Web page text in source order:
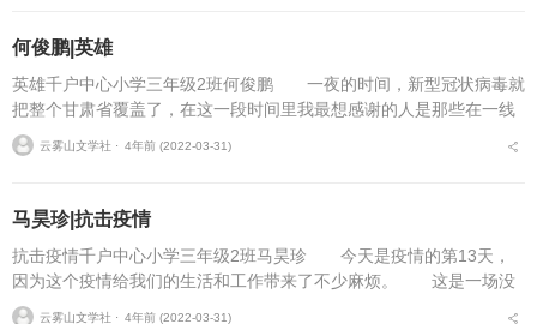
何俊鹏|英雄
英雄千户中心小学三年级2班何俊鹏 一夜的时间，新型冠状病毒就
把整个甘肃省覆盖了，在这一段时间里我最想感谢的人是那些在一线
的挺身而出的英雄! 他们每天都很辛苦，因为他们不管白天还是晚
上都不睡觉，熬夜...
云雾山文学社 ⋅ 4年前 (2022-03-31)
马昊珍|抗击疫情
抗击疫情千户中心小学三年级2班马昊珍 今天是疫情的第13天，
因为这个疫情给我们的生活和工作带来了不少麻烦。 这是一场没
有硝烟的战争，它看不见也摸不着，因为疫情，学校停课，不得上起
云雾山文学社 ⋅ 4年前 (2022-03-31)